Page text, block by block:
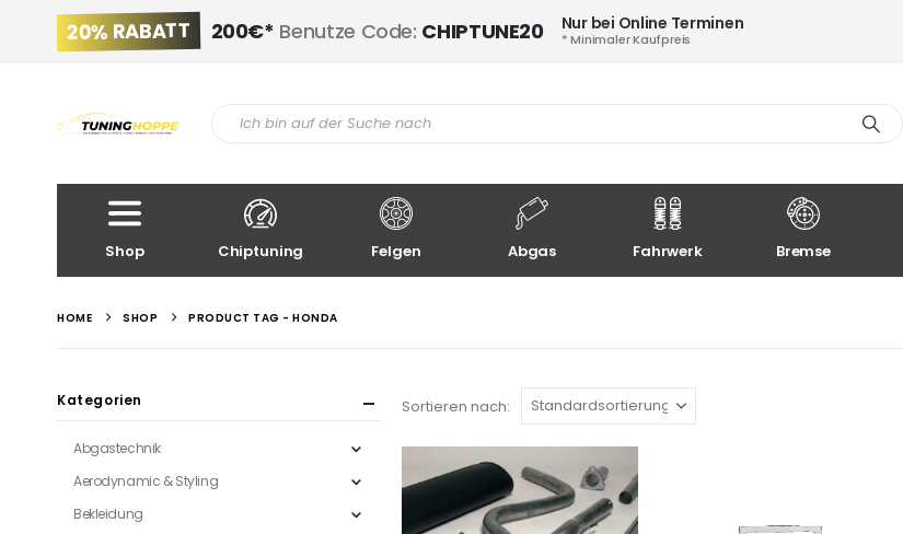
20% RABATT 200€* Benutze Code: CHIPTUNE20 Nur bei Online Terminen
* Minimaler Kaufpreis
Shop Chiptuning Felgen Abgas Fahrwerk Bremse
HOME SHOP PRODUCT TAG - HONDA
Sortieren nach:
Kategorien
Abgastechnik
Aerodynamic & Styling
Bekleidung